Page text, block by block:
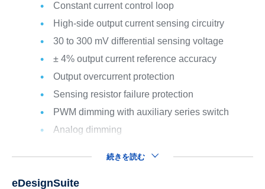
Constant current control loop
High-side output current sensing circuitry
30 to 300 mV differential sensing voltage
± 4% output current reference accuracy
Output overcurrent protection
Sensing resistor failure protection
PWM dimming with auxiliary series switch
Analog dimming
続きを読む
eDesignSuite